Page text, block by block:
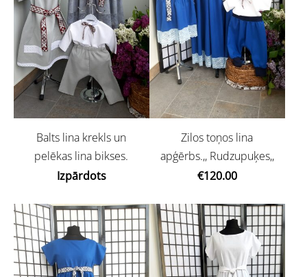
Balts lina krekls un
pelēkas lina bikses.
Izpārdots
Zilos toņos lina
apģērbs.,, Rudzupuķes,,
€120.00